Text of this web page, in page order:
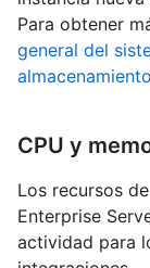
Para obtener
general del
almacenamiento
CPU y
Los recursos
Enterprise
actividad para